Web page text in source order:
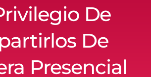
De
De
Presencial